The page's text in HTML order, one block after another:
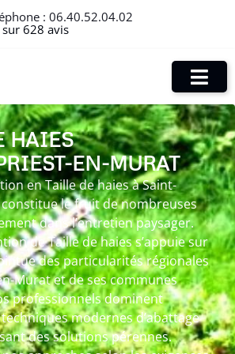
: 06.40.52.04.02
628 avis
HAIES
EN-MURAT
en Taille de haies à Saint-
le fruit de nombreuses
dans l’entretien paysager.
de Taille de haies s’appuie sur
des particularités régionales
Murat et de ses communes
professionnels dominent
modernes d’abattage
des solutions pérennes.